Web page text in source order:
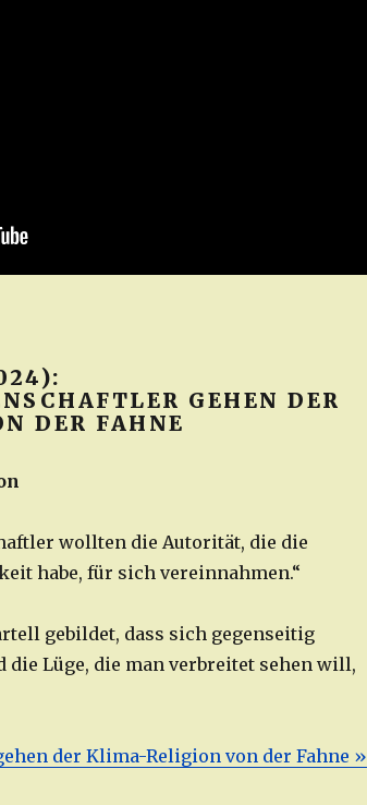
GEHEN DER
DER FAHNE
wollten die Autorität, die die
habe, für sich vereinnahmen.“
gebildet, dass sich gegenseitig
die Lüge, die man verbreitet sehen will,
der Klima-Religion von der Fahne »